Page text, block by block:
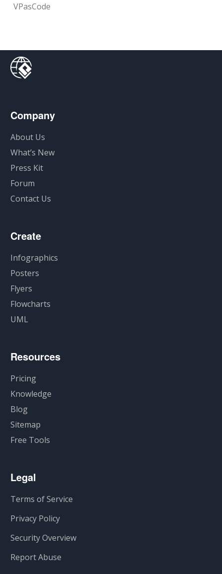
VPasCode
Company
About Us
What’s New
Press Kit
Forum
Contact Us
Create
Infographics
Posters
Flyers
Flowcharts
UML
Resources
Pricing
Knowledge
Blog
Sitemap
Free Tools
Legal
Terms of Service
Privacy Policy
Security Overview
Report Abuse